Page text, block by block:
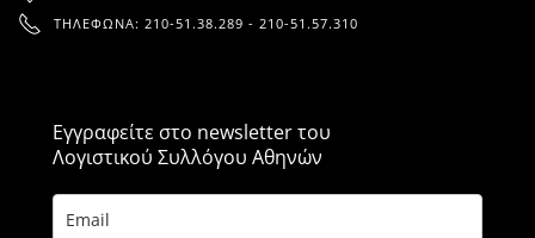
ΤΗΛΈΦΩΝΑ: 210-51.38.289 - 210-51.57.310
Εγγραφείτε στο newsletter του
Λογιστικού Συλλόγου Αθηνών